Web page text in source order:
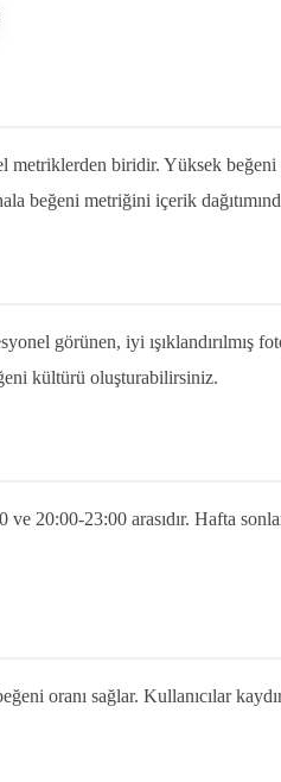
metriklerden biridir. Yüksek
beğeni metriğini içerik
görünen, iyi ışıklandırılmış
kültürü oluşturabilirsiniz.
20:00-23:00 arasıdır. Hafta
oranı sağlar. Kullanıcılar